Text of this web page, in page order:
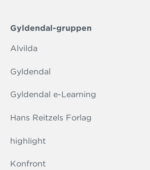
Gyldendal-gruppen
Alvilda
Gyldendal
Gyldendal e-Learning
Hans Reitzels Forlag
highlight
Konfront